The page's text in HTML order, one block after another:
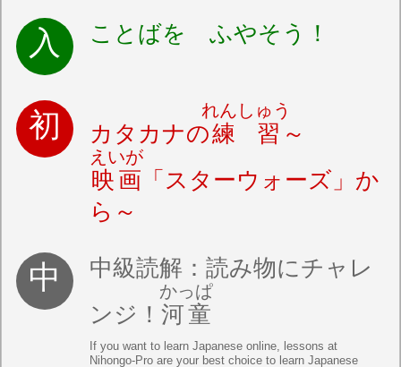
ことばを ふやそう！
カタカナの練習
れんしゅう
～
映画
えいが
「スターウォーズ」か
ら～
中級読解：読み物にチャレ
ンジ！ 河童
かっぱ
If you want to learn Japanese online, lessons at
Nihongo-Pro are your best choice to learn Japanese